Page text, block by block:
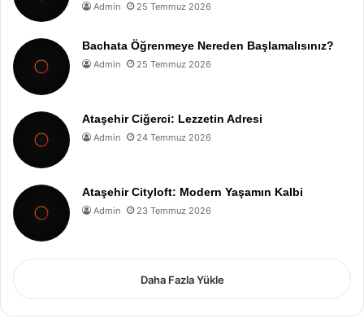
Admin 25 Temmuz 2026
Bachata Öğrenmeye Nereden Başlamalısınız?
Admin 25 Temmuz 2026
Ataşehir Ciğerci: Lezzetin Adresi
Admin 24 Temmuz 2026
Ataşehir Cityloft: Modern Yaşamın Kalbi
Admin 23 Temmuz 2026
Daha Fazla Yükle